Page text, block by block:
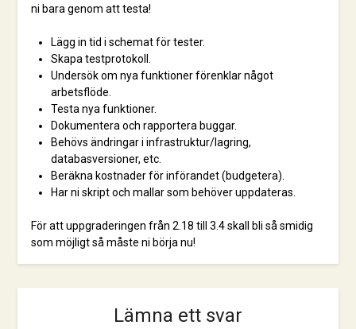
ni bara genom att testa!
Lägg in tid i schemat för tester.
Skapa testprotokoll.
Undersök om nya funktioner förenklar något
arbetsflöde.
Testa nya funktioner.
Dokumentera och rapportera buggar.
Behövs ändringar i infrastruktur/lagring,
databasversioner, etc.
Beräkna kostnader för införandet (budgetera).
Har ni skript och mallar som behöver uppdateras.
För att uppgraderingen från 2.18 till 3.4 skall bli så smidig
som möjligt så måste ni börja nu!
Lämna ett svar